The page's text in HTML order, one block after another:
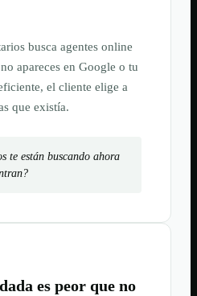
busca agentes online
apareces en Google o tu
el cliente elige a
que existía.
te están buscando ahora
es peor que no